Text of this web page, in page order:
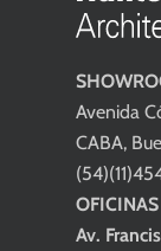
Avenida
CABA,
Av.